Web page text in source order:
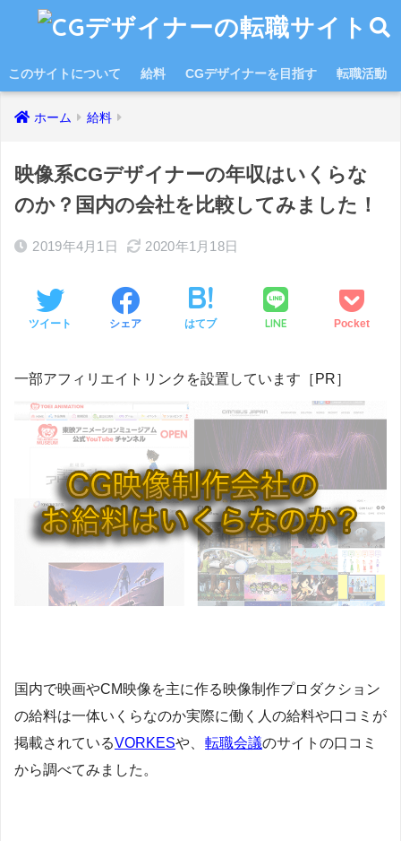
このサイトについて 給料 CGデザイナーを目指す 転職活動
ホーム 給料
映像系CGデザイナーの年収はいくらな
のか？国内の会社を比較してみました！
2019年4月1日 2020年1月18日
ツイート シェア はてブ LINE Pocket
一部アフィリエイトリンクを設置しています［PR］
国内で映画やCM映像を主に作る映像制作プロダクション
の給料は一体いくらなのか実際に働く人の給料や口コミが
掲載されているVORKESや、 転職会議のサイトの口コミ
から調べてみました。